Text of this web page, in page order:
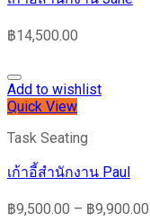
฿14,500.00
Add to wishlist
Quick View
Task Seating
เก้าอี้สำนักงาน Paul
฿9,500.00 – ฿9,900.00